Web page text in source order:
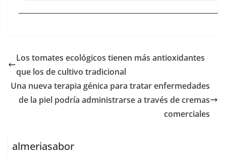
Los tomates ecológicos tienen más antioxidantes
que los de cultivo tradicional
Una nueva terapia génica para tratar enfermedades
de la piel podría administrarse a través de cremas
comerciales
almeriasabor